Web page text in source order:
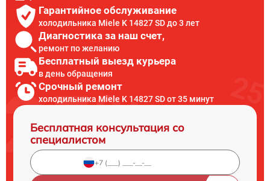
Гарантийное обслуживание
холодильника Miele K 14827 SD до 3 лет
Диагностика за наш счет,
ремонт по желанию
Бесплатный выезд курьера
в день обращения
Срочный ремонт
холодильника Miele K 14827 SD от 35 минут
Бесплатная консультация со
специалистом